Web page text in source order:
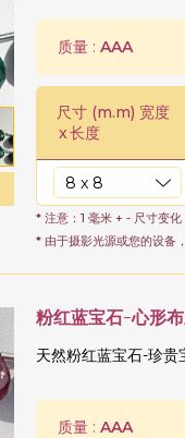
质量 : AAA
尺寸 (m.m) 宽度
x长度
* 注意：1 毫米 + - 尺寸变化
* 由于摄影光源或您的设备
粉红蓝宝石-心形
天然粉红蓝宝石-珍贵
质量 : AAA